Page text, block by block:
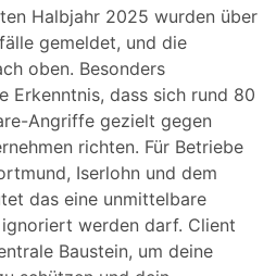
Halbjahr 2025 wurden über
gemeldet, und die
oben. Besonders
Erkenntnis, dass sich rund 80
Angriffe gezielt gegen
richten. Für Betriebe
Iserlohn und dem
das eine unmittelbare
werden darf. Client
Baustein, um deine